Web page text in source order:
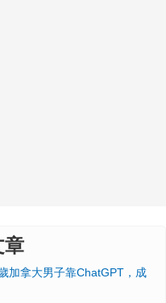
章
加拿大男子靠ChatGPT，成